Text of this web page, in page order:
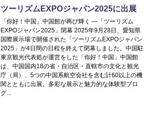
ツーリズムEXPOジャパン2025に出展
「你好！中国」中国館が再び輝く ―「ツーリズム
EXPOジャパン2025」閉幕 2025年9月28日、愛知県
国際展示場で開催された「ツーリズムEXPOジャパン
2025」が4日間の日程を終えて閉幕しました。中国駐
東京観光代表処が運営をした「你好！中国」中国館
は、中国国内18の省・自治区・直轄市の文化と観光
庁（局）、5つの中国系航空会社を含む計60以上の機
関とともに出展。多彩な展示と魅力的な体験型プロ
グ...